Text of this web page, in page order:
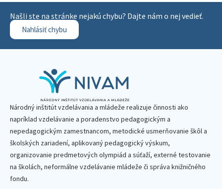
Našli ste na stránke nejakú chybu? Dajte nám o nej vedieť.
Nahlásiť chybu
Národný inštitút vzdelávania a mládeže realizuje činnosti ako
napríklad vzdelávanie a poradenstvo pedagogickým a
nepedagogickým zamestnancom, metodické usmerňovanie škôl a
školských zariadení, aplikovaný pedagogický výskum,
organizovanie predmetových olympiád a súťaží, externé testovanie
na školách, neformálne vzdelávanie mládeže či správa knižničného
fondu.